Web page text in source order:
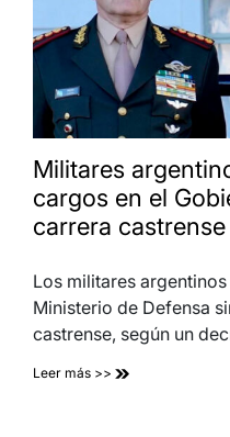
Militares
cargos en el
carrera castrense
Los militares
Ministerio de Defensa
castrense, según un
Leer más >>